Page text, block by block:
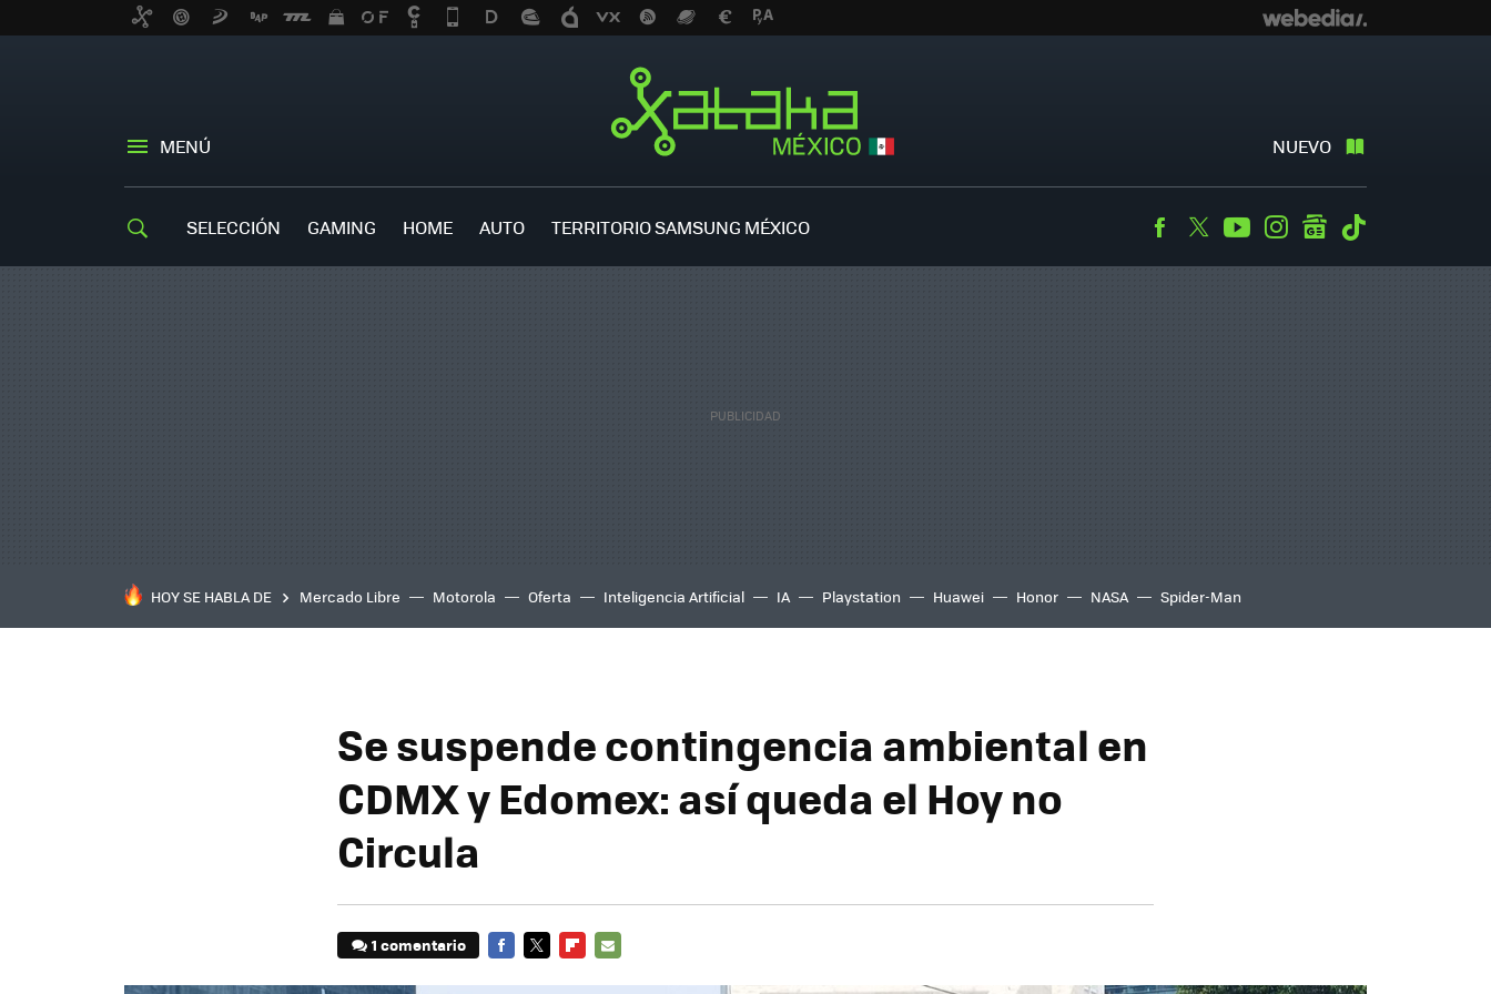
MENÚ NUEVO
SELECCIÓN GAMING HOME AUTO TERRITORIO SAMSUNG MÉXICO Facebook
TwitterYoutubeInstagramgooglenews
HOY SE HABLA DE Mercado Libre Motorola Oferta Inteligencia Artificial IA Playstation Huawei Honor NASA Spider-Man
Se suspende contingencia ambiental en
CDMX y Edomex: así queda el Hoy no
Circula
1 comentario